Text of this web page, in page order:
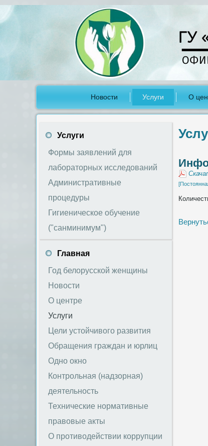
ГУ
Новости Услуги О
Услуги
Формы заявлений для
лабораторных исследований
Административные
процедуры
Гигиеническое обучение
("санминимум")
Главная
Год белорусской женщины
Новости
О центре
Услуги
Цели устойчивого развития
Обращения граждан и юрлиц
Одно окно
Контрольная (надзорная)
деятельность
Технические нормативные
правовые акты
О противодействии коррупции